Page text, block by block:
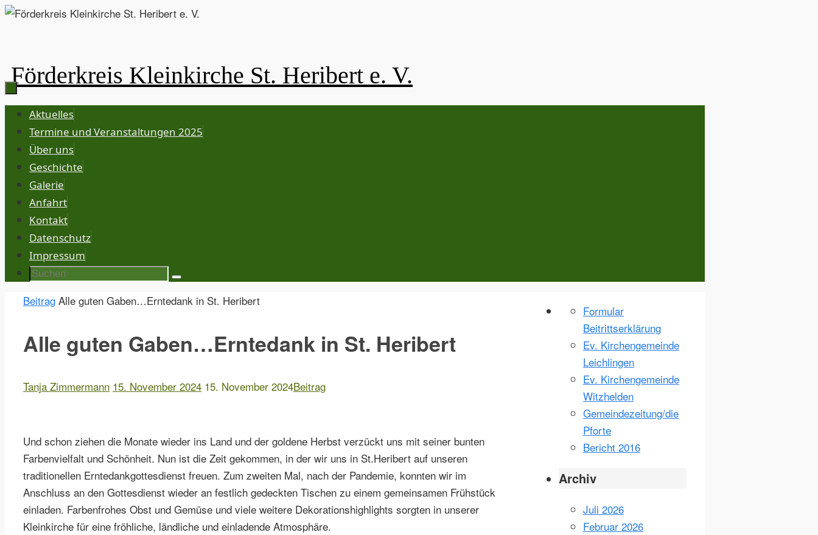
Zum
Förderkreis Kleinkirche St. Heribert e. V.
Zum
Inhalt
springen
Aktuelles
Termine und Veranstaltungen 2025
Über uns
Geschichte
Galerie
Anfahrt
Kontakt
Datenschutz
Impressum
Suche
Suchen
Start
Beitrag Alle guten Gaben…Erntedank in St. Heribert
Alle guten Gaben…Erntedank in St. Heribert
Tanja Zimmermann 15. November 2024 15. November 2024Beitrag
Und schon ziehen die Monate wieder ins Land und der goldene Herbst verzückt uns mit seiner bunten
Farbenvielfalt und Schönheit. Nun ist die Zeit gekommen, in der wir uns in St.Heribert auf unseren
traditionellen Erntedankgottesdienst freuen. Zum zweiten Mal, nach der Pandemie, konnten wir im
Anschluss an den Gottesdienst wieder an festlich gedeckten Tischen zu einem gemeinsamen Frühstück
einladen. Farbenfrohes Obst und Gemüse und viele weitere Dekorationshighlights sorgten in unserer
Kleinkirche für eine fröhliche, ländliche und einladende Atmosphäre.
Formular
Beitrittserklärung
Ev. Kirchengemeinde
Leichlingen
Ev. Kirchengemeinde
Witzhelden
Gemeindezeitung/die
Pforte
Bericht 2016
Archiv
Juli 2026
Februar 2026